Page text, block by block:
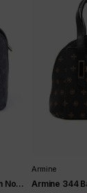
Armine 364 Bayan Çanta Siyah Noktalı
Armine